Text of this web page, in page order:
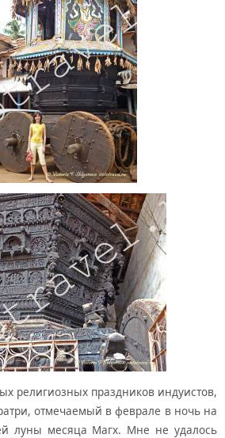
религиозных праздников индуистов,
отмечаемый в феврале в ночь на
луны месяца Магх. Мне не удалось